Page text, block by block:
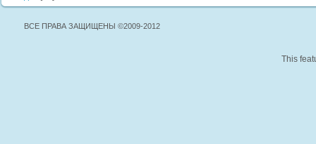
ВСЕ ПРАВА ЗАЩИЩЕНЫ ©2009-2012
This